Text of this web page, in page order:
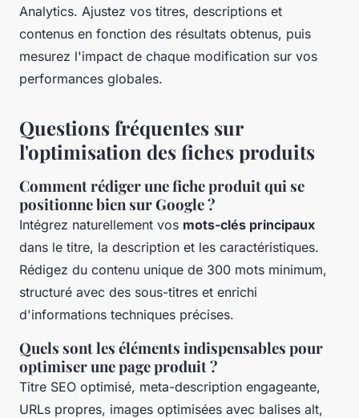
Analytics. Ajustez vos titres, descriptions et
contenus en fonction des résultats obtenus, puis
mesurez l'impact de chaque modification sur vos
performances globales.
Questions fréquentes sur
l'optimisation des fiches produits
Comment rédiger une fiche produit qui se
positionne bien sur Google ?
Intégrez naturellement vos mots-clés principaux
dans le titre, la description et les caractéristiques.
Rédigez du contenu unique de 300 mots minimum,
structuré avec des sous-titres et enrichi
d'informations techniques précises.
Quels sont les éléments indispensables pour
optimiser une page produit ?
Titre SEO optimisé, meta-description engageante,
URLs propres, images optimisées avec balises alt,